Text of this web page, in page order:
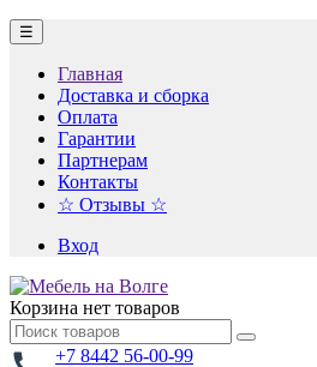
☰
Главная
Доставка и сборка
Оплата
Гарантии
Партнерам
Контакты
☆ Отзывы ☆
Вход
Корзина нет товаров
+7 8442 56-00-99